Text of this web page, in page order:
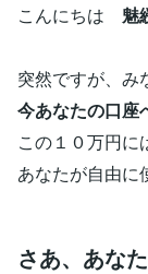
こんにちは 魅
突然ですが、み
今あなたの口座
この１０万円に
あなたが自由に
さあ、あな